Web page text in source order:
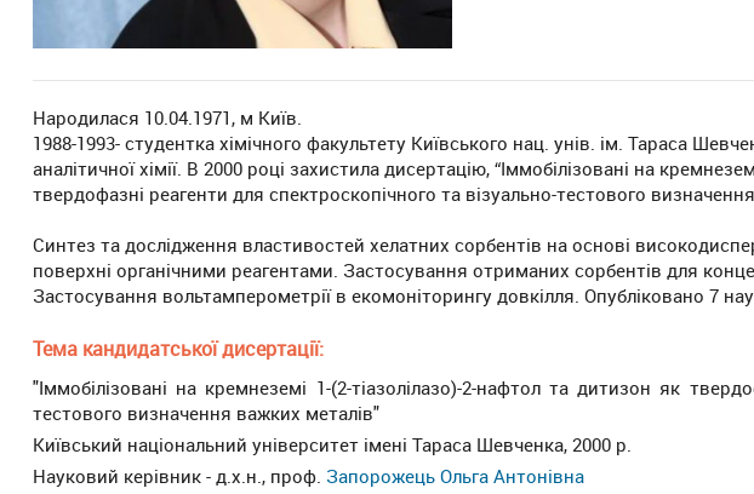
Народилася 10.04.1971, м Київ.
1988-1993- студентка хімічного факультету Київського нац. унів. ім. Тараса
аналітичної хімії. В 2000 році захистила дисертацію, “Іммобілізовані на
твердофазні реагенти для спектроскопічного та візуально-тестового
Синтез та дослідження властивостей хелатних сорбентів на основі
поверхні органічними реагентами. Застосування отриманих сорбентів для
Застосування вольтамперометрії в екомоніторингу довкілля. Опубліковано 7
Тема кандидатської дисертації:
"Іммобілізовані на кремнеземі 1-(2-тіазолілазо)-2-нафтол та дитизон як
тестового визначення важких металів"
Київський національний університет імені Тараса Шевченка, 2000 р.
Науковий керівник - д.х.н., проф. Запорожець Ольга Антонівна